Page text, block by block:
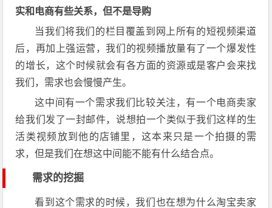
实和电商有些关系，但不是导购
当我们将我们的栏目覆盖到网上所有的短视频渠道
后，再加上强运营，我们的视频播放量有了一个爆发性
的增长，这个时候就会有各方面的资源或是客户会来找
我们，需求也会慢慢产生。
这中间有一个需求我们比较关注，有一个电商卖家
给我们发了一封邮件，说想拍一个类似于我们这样的生
活类视频放到他的店铺里，这本来只是一个拍摄的需
求，但是我们在想这中间能不能有什么结合点。
需求的挖掘
看到这个需求的时候，我们也在想为什么淘宝卖家